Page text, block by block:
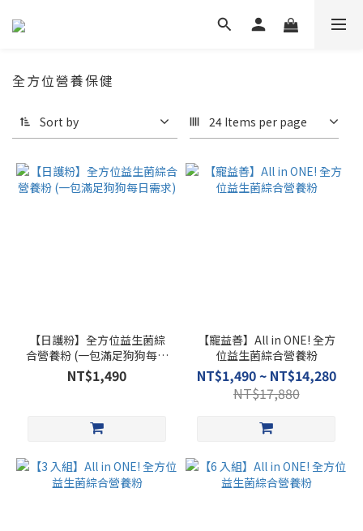
全方位營養保健
Sort by 24 Items per page
【日護粉】全方位益生菌綜
合營養粉 (一包滿足狗狗每日
需求)
NT$1,490
【寵益善】All in ONE! 全方
位益生菌綜合營養粉
NT$1,490 ~ NT$14,280
NT$17,880